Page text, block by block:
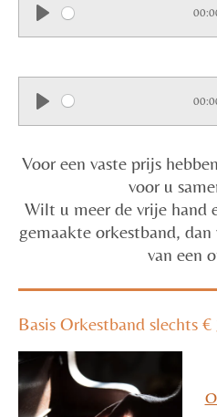
P
a
y
P
a
Voor een vaste prijs
voor u
Wilt u meer de vrije hand
gemaakte orkestband,
van een
Basis Orkestband slechts €